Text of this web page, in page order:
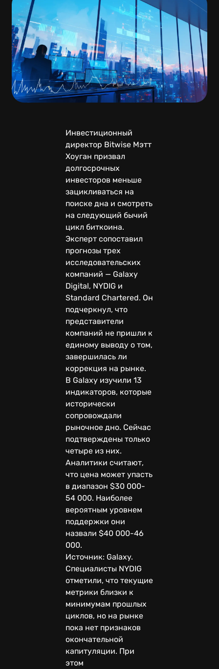
Инвестиционный
директор Bitwise Мэтт
Хоуган призвал
долгосрочных
инвесторов меньше
зацикливаться на
поиске дна и смотреть
на следующий бычий
цикл биткоина.
Эксперт сопоставил
прогнозы трех
исследовательских
компаний — Galaxy
Digital, NYDIG и
Standard Chartered. Он
подчеркнул, что
представители
компаний не пришли к
единому выводу о том,
завершилась ли
коррекция на рынке.
В Galaxy изучили 13
индикаторов, которые
исторически
сопровождали
рыночное дно. Сейчас
подтверждены только
четыре из них.
Аналитики считают,
что цена может упасть
в диапазон $30 000-
54 000. Наиболее
вероятным уровнем
поддержки они
назвали $40 000-46
000.
Источник: Galaxy.
Специалисты NYDIG
отметили, что текущие
метрики близки к
минимумам прошлых
циклов, но на рынке
пока нет признаков
окончательной
капитуляции. При
этом